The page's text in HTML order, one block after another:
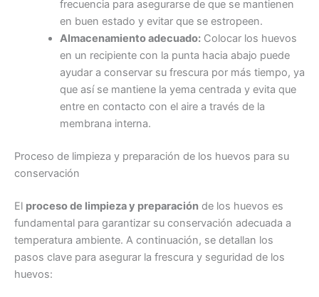
frecuencia para asegurarse de que se mantienen
en buen estado y evitar que se estropeen.
Almacenamiento adecuado:Colocar los huevos
en un recipiente con la punta hacia abajo puede
ayudar a conservar su frescura por más tiempo, ya
que así se mantiene la yema centrada y evita que
entre en contacto con el aire a través de la
membrana interna.
Proceso de limpieza y preparación de los huevos para su
conservación
El proceso de limpieza y preparación de los huevos es
fundamental para garantizar su conservación adecuada a
temperatura ambiente. A continuación, se detallan los
pasos clave para asegurar la frescura y seguridad de los
huevos: